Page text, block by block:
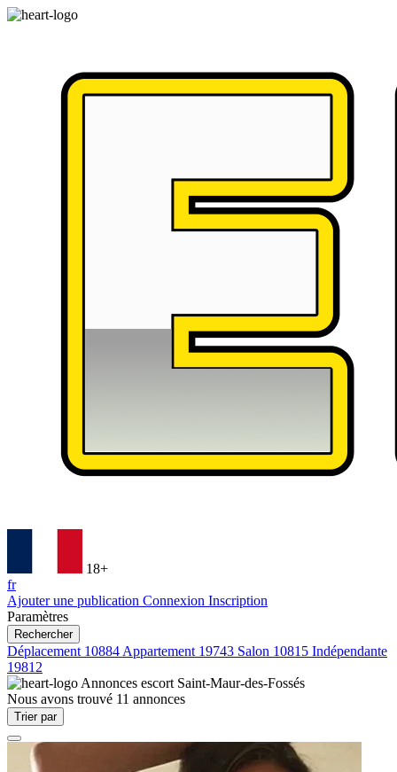
18+
fr
Ajouter une publication Connexion Inscription
Paramètres
Rechercher
Déplacement 10884 Appartement 19743 Salon 10815 Indépendante
19812
Annonces escort Saint-Maur-des-Fossés
Nous avons trouvé 11 annonces
Trier par